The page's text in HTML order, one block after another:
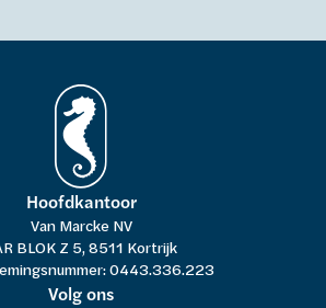
Hoofdkantoor
Van Marcke NV
BLOK Z 5, 8511 Kortrijk
0443.336.223
Volg ons